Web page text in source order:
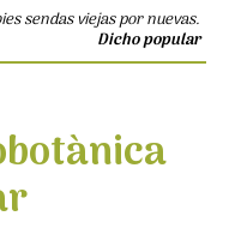
sendas viejas por nuevas.
Dicho popular